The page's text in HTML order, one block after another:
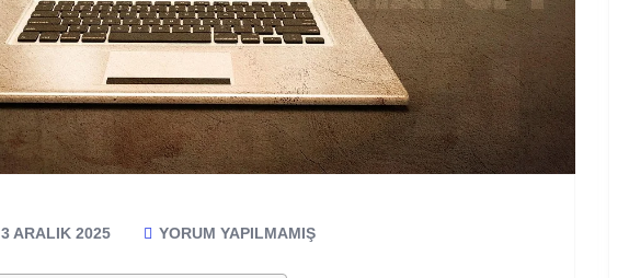
3 ARALIK 2025 YORUM YAPILMAMIŞ